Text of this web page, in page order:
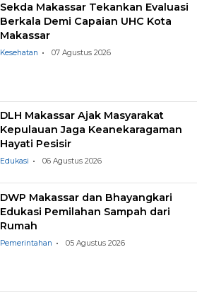
Sekda Makassar Tekankan Evaluasi
Berkala Demi Capaian UHC Kota
Makassar
Kesehatan 07 Agustus 2026
DLH Makassar Ajak Masyarakat
Kepulauan Jaga Keanekaragaman
Hayati Pesisir
Edukasi 06 Agustus 2026
DWP Makassar dan Bhayangkari
Edukasi Pemilahan Sampah dari
Rumah
Pemerintahan 05 Agustus 2026